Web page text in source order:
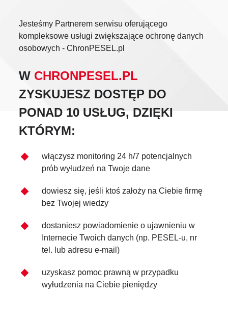
Jesteśmy Partnerem serwisu oferującego
kompleksowe usługi zwiększające ochronę danych
osobowych - ChronPESEL.pl
W CHRONPESEL.PL
ZYSKUJESZ DOSTĘP DO
PONAD 10 USŁUG, DZIĘKI
KTÓRYM:
włączysz monitoring 24 h/7 potencjalnych
prób wyłudzeń na Twoje dane
dowiesz się, jeśli ktoś założy na Ciebie firmę
bez Twojej wiedzy
dostaniesz powiadomienie o ujawnieniu w
Internecie Twoich danych (np. PESEL-u, nr
tel. lub adresu e-mail)
uzyskasz pomoc prawną w przypadku
wyłudzenia na Ciebie pieniędzy